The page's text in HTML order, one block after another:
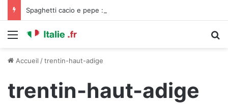
Menu
Accueil /trentin-haut-adige
trentin-haut-adige